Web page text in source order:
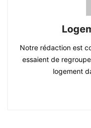
Notre rédaction est
essaient de
logement